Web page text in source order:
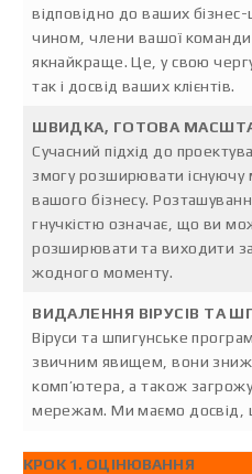
відповідно до ваших
чином, члени вашої
якнайкраще. Це, у свою
так і досвід ваших клієнтів.
ШВИДКА, ГОТОВА
Сучасний підхід до
змогу розширювати
вашого бізнесу.
гнучкістю означає, що ви
розширювати та виходити
жодного моменту.
ВИДАЛЕННЯ ВІРУСІВ ТА
Віруси та шпигунське
звичним явищем, вони
комп’ютера, а також
мережам. Ми маємо досвід,
КРОК 1. ОЦІНЮВАННЯ